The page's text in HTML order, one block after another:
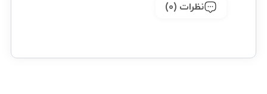
نظرات (0)